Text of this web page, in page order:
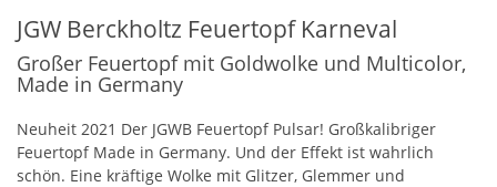
JGW Berckholtz Feuertopf Karneval
Großer Feuertopf mit Goldwolke und Multicolor,
Made in Germany
Neuheit 2021 Der JGWB Feuertopf Pulsar! Großkalibriger
Feuertopf Made in Germany. Und der Effekt ist wahrlich
schön. Eine kräftige Wolke mit Glitzer, Glemmer und